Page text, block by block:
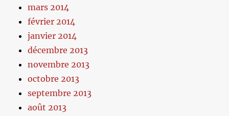
mars 2014
février 2014
janvier 2014
décembre 2013
novembre 2013
octobre 2013
septembre 2013
août 2013